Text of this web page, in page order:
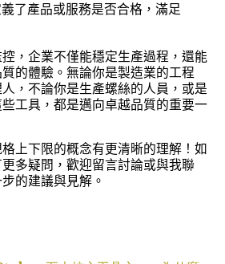
了產品或服務是否合格，滿足
，企業不僅能穩定生產過程，還能
的體驗。無論你是製造業的工程
，不論你是生產螺絲的人員，或是
工具，都是邁向卓越品質的重要一
上下限的概念有更清晰的理解！如
多疑問，歡迎留言討論或與我聯
的建議與見解。